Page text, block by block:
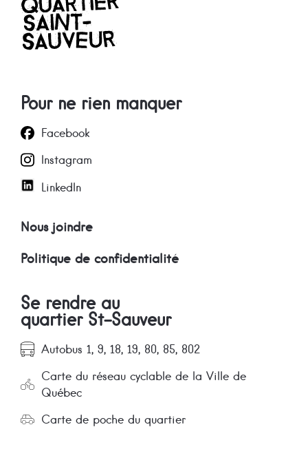
Pour ne rien manquer
Facebook
Instagram
LinkedIn
Nous joindre
Politique de confidentialité
Se rendre au
quartier St-Sauveur
Autobus 1, 9, 18, 19, 80, 85, 802
Carte du réseau cyclable de la Ville de
Québec
Carte de poche du quartier